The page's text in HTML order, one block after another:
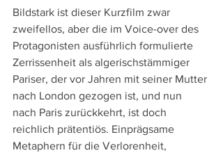
Bildstark ist dieser Kurzfilm zwar
zweifellos, aber die im Voice-over des
Protagonisten ausführlich formulierte
Zerrissenheit als algerischstämmiger
Pariser, der vor Jahren mit seiner Mutter
nach London gezogen ist, und nun
nach Paris zurückkehrt, ist doch
reichlich prätentiös. Einprägsame
Metaphern für die Verlorenheit,